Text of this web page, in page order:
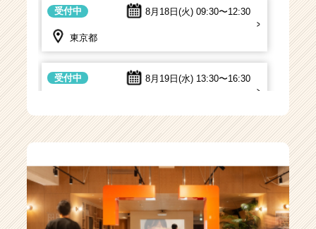
8月18日(火) 09:30〜12:30
受付中
東京都
8月19日(水) 13:30〜16:30
受付中